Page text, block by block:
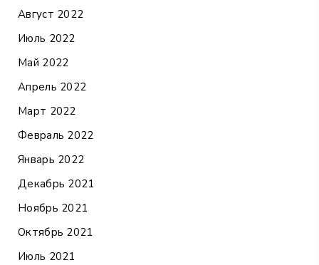
Август 2022
Июль 2022
Май 2022
Апрель 2022
Март 2022
Февраль 2022
Январь 2022
Декабрь 2021
Ноябрь 2021
Октябрь 2021
Июль 2021